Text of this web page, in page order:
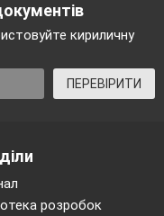
кириличну
ПЕРЕВІРИТИ
розробок